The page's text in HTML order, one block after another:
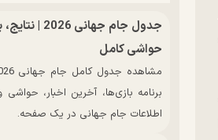
جدول جام
حواشی کامل
برنامه بازی‌ها، آخرین اخبار،
اطلاعات جام جهانی در یک صفحه.